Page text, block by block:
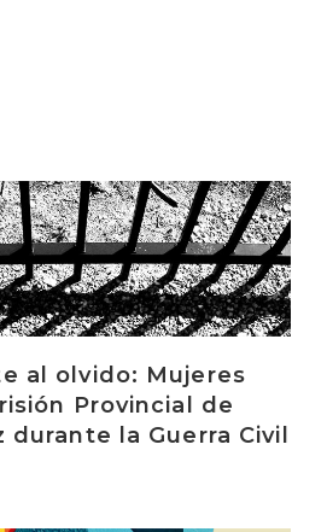
al olvido: Mujeres
Provincial de
la Guerra Civil